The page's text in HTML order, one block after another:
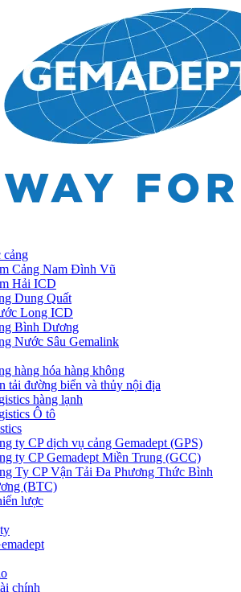
cảng
Cảng Nam Đình Vũ
Hải ICD
Dung Quất
Long ICD
Bình Dương
Nước Sâu Gemalink
hàng hóa hàng không
tải đường biển và thủy nội địa
hàng lạnh
Ô tô
ty CP dịch vụ cảng Gemadept (GPS)
ty CP Gemadept Miền Trung (GCC)
Ty CP Vận Tải Đa Phương Thức Bình
(BTC)
lược
chính